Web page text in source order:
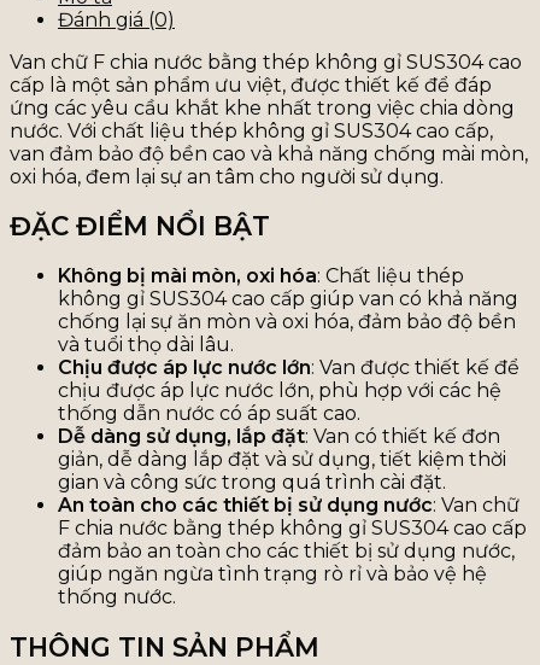
Đánh giá (0)
Van chữ F chia nước bằng thép không gỉ SUS304 cao
cấp là một sản phẩm ưu việt, được thiết kế để đáp
ứng các yêu cầu khắt khe nhất trong việc chia dòng
nước. Với chất liệu thép không gỉ SUS304 cao cấp,
van đảm bảo độ bền cao và khả năng chống mài mòn,
oxi hóa, đem lại sự an tâm cho người sử dụng.
ĐẶC ĐIỂM NỔI BẬT
Không bị mài mòn, oxi hóa: Chất liệu thép
không gỉ SUS304 cao cấp giúp van có khả năng
chống lại sự ăn mòn và oxi hóa, đảm bảo độ bền
và tuổi thọ dài lâu.
Chịu được áp lực nước lớn: Van được thiết kế để
chịu được áp lực nước lớn, phù hợp với các hệ
thống dẫn nước có áp suất cao.
Dễ dàng sử dụng, lắp đặt: Van có thiết kế đơn
giản, dễ dàng lắp đặt và sử dụng, tiết kiệm thời
gian và công sức trong quá trình cài đặt.
An toàn cho các thiết bị sử dụng nước: Van chữ
F chia nước bằng thép không gỉ SUS304 cao cấp
đảm bảo an toàn cho các thiết bị sử dụng nước,
giúp ngăn ngừa tình trạng rò rỉ và bảo vệ hệ
thống nước.
THÔNG TIN SẢN PHẨM